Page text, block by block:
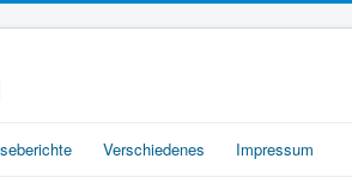
Verschiedenes Impressum